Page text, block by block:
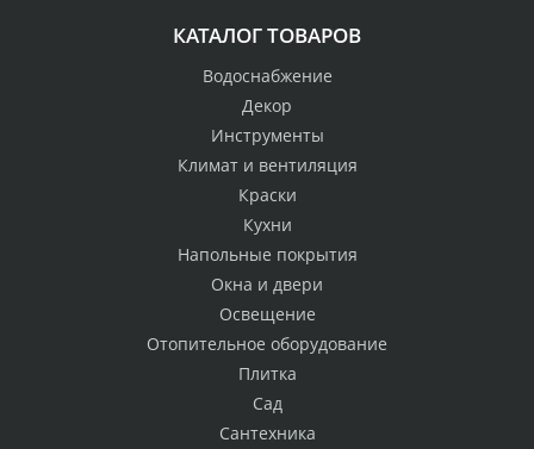
КАТАЛОГ ТОВАРОВ
Водоснабжение
Декор
Инструменты
Климат и вентиляция
Краски
Кухни
Напольные покрытия
Окна и двери
Освещение
Отопительное оборудование
Плитка
Сад
Сантехника